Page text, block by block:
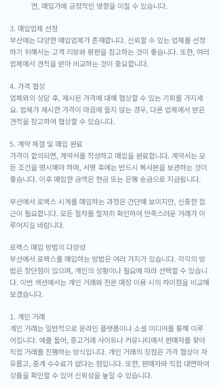
면, 매입가에 긍정적인 영향을 미칠 수 있습니다.
3. 매입업체 선정
부산에는 다양한 매입업체가 존재합니다. 신뢰할 수 있는 업체를 선정
하기 위해서는 고객 리뷰와 평판을 참고하는 것이 좋습니다. 또한, 여러
업체에서 견적을 받아 비교하는 것이 중요합니다.
4. 가격 협상
업체와의 상담 후, 제시된 가격에 대해 협상할 수 있는 기회를 가지세
요. 업체가 제시한 가격이 마음에 들지 않는 경우, 다른 업체에서 받은
견적을 참고하여 협상할 수 있습니다.
5. 계약 체결 및 매입 완료
가격이 합의되면, 계약서를 작성하고 매입을 완료합니다. 계약서는 모
든 조건을 명시해야 하며, 서명 후에는 반드시 복사본을 보관하는 것이
좋습니다. 이후 매입한 금액은 현금 또는 은행 송금으로 지급됩니다.
부산에서 로렉스 시계를 매입하는 과정은 간단해 보이지만, 신중한 접
근이 필요합니다. 모든 절차를 철저히 확인하여 만족스러운 거래가 이
루어지길 바랍니다.
로렉스 매입 방법의 다양성
부산에서 로렉스를 매입하는 방법은 여러 가지가 있습니다. 각각의 방
법은 장단점이 있으며, 개인의 상황이나 필요에 따라 선택할 수 있습니
다. 이번 섹션에서는 개인 거래와 전문 매장 이용 시의 차이점을 비교해
보겠습니다.
1. 개인 거래
개인 거래는 일반적으로 온라인 플랫폼이나 소셜 미디어를 통해 이루
어집니다. 예를 들어, 중고거래 사이트나 커뮤니티에서 판매자를 찾아
직접 거래를 진행하는 방식입니다. 개인 거래의 장점은 가격 협상이 자
유롭고, 중개 수수료가 없다는 점입니다. 또한, 판매자와 직접 대면하여
상품을 확인할 수 있어 신뢰성을 높일 수 있습니다.